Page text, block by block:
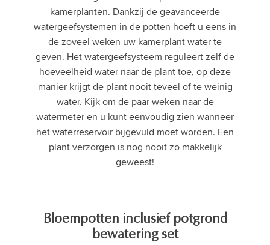
kamerplanten. Dankzij de geavanceerde
watergeefsystemen in de potten hoeft u eens in
de zoveel weken uw kamerplant water te
geven. Het watergeefsysteem reguleert zelf de
hoeveelheid water naar de plant toe, op deze
manier krijgt de plant nooit teveel of te weinig
water. Kijk om de paar weken naar de
watermeter en u kunt eenvoudig zien wanneer
het waterreservoir bijgevuld moet worden. Een
plant verzorgen is nog nooit zo makkelijk
geweest!
Bloempotten inclusief potgrond
bewatering set